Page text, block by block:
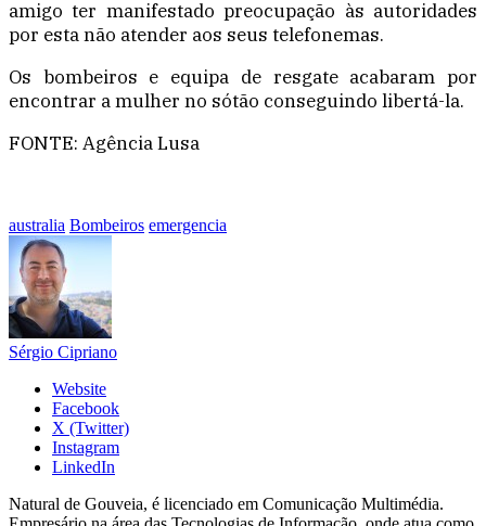
amigo ter manifestado preocupação às autoridades
por esta não atender aos seus telefonemas.
Os bombeiros e equipa de resgate acabaram por
encontrar a mulher no sótão conseguindo libertá-la.
FONTE: Agência Lusa
australia Bombeiros emergencia
Sérgio Cipriano
Website
Facebook
X (Twitter)
Instagram
LinkedIn
Natural de Gouveia, é licenciado em Comunicação Multimédia.